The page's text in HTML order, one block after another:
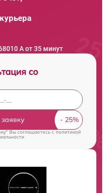
A от 35 минут
со
Вы соглашаетесь cполитикой